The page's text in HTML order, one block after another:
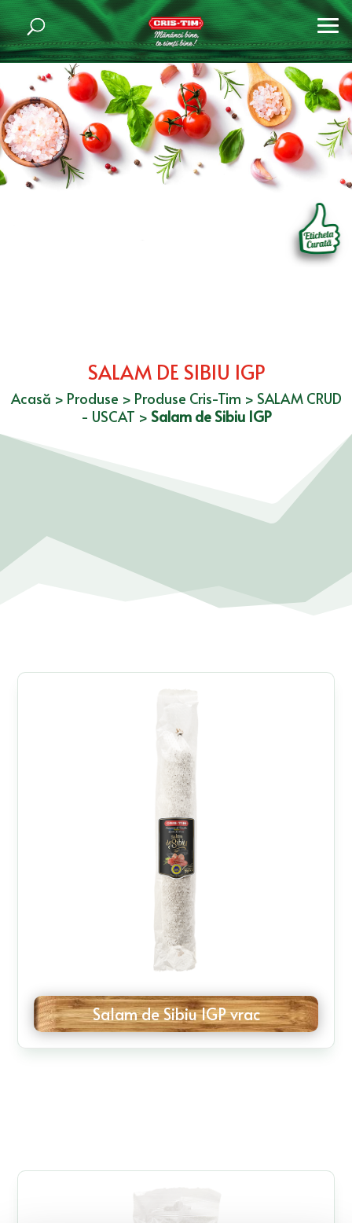
SALAM DE SIBIU IGP
Acasă > Produse > Produse Cris-Tim > SALAM CRUD
- USCAT > Salam de Sibiu IGP
Salam de Sibiu IGP vrac